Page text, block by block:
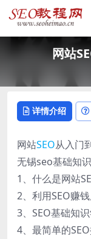
网站
详情介绍
网站SEO从入门
无锡seo基础知
1、什么是网站
2、利用SEO赚
3、SEO基础知
4、最简单的